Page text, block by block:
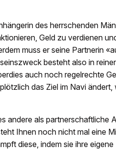
des herrschenden
Geld zu verdienen
muss er seine Partnerin
besteht also in
auch noch regelrechte
das Ziel im Navi ändert,
andere als partnerschaftliche
Ihnen noch nicht mal eine
diese, indem sie ihre eigene